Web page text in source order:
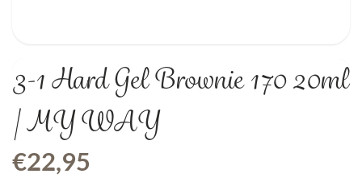
3-1 Hard Gel Brownie 170 20ml
| MY WAY
€22,95